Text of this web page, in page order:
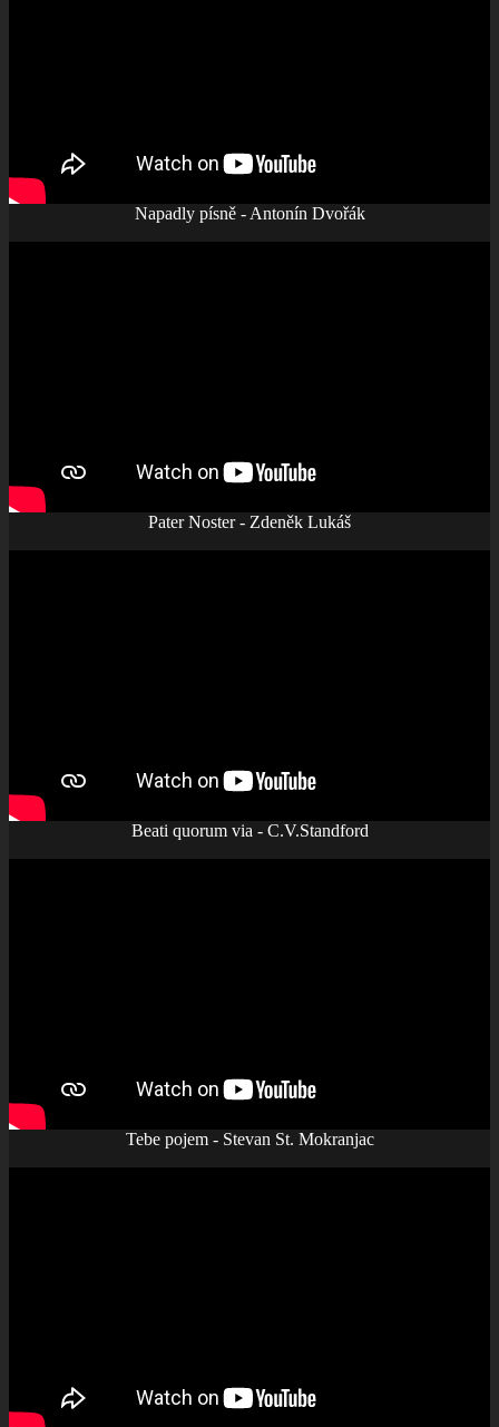
Napadly písně - Antonín Dvořák
Pater Noster - Zdeněk Lukáš
Beati quorum via - C.V.Standford
Tebe pojem - Stevan St. Mokranjac